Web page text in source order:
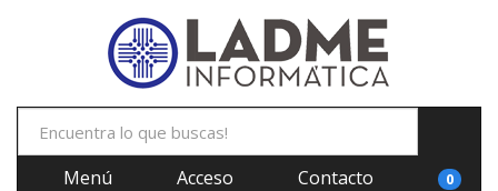
Menú Acceso Contacto 0